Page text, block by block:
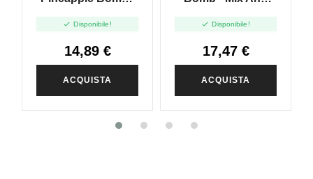
20ml
 Disponibile!
14,89 €
ACQUISTA
 Disponibile!
17,47 €
ACQUISTA